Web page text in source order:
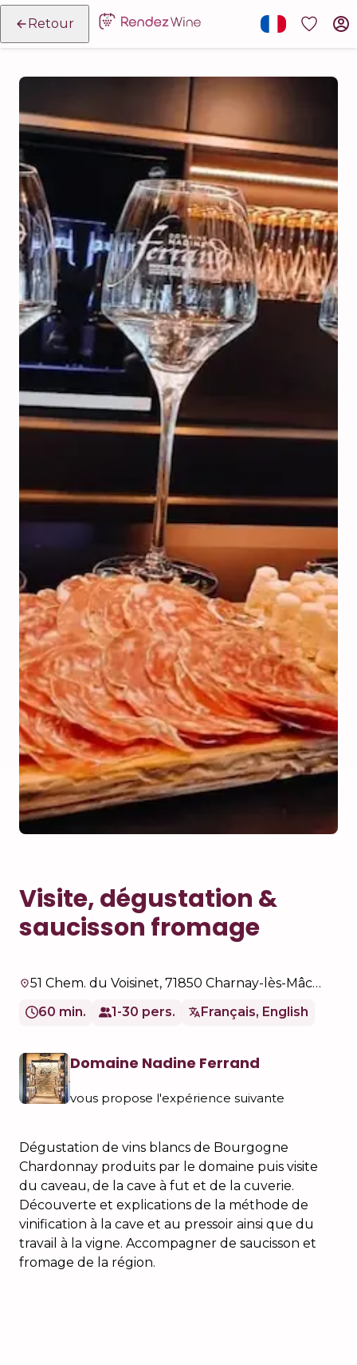
Retour
Visite, dégustation &
saucisson fromage
51 Chem. du Voisinet, 71850 Charnay-lès-Mâcon, France
60 min.
1-30 pers. Français, English
Domaine Nadine Ferrand
vous propose l'expérience suivante
Dégustation de vins blancs de Bourgogne
Chardonnay produits par le domaine puis visite
du caveau, de la cave à fut et de la cuverie.
Découverte et explications de la méthode de
vinification à la cave et au pressoir ainsi que du
travail à la vigne. Accompagner de saucisson et
fromage de la région.